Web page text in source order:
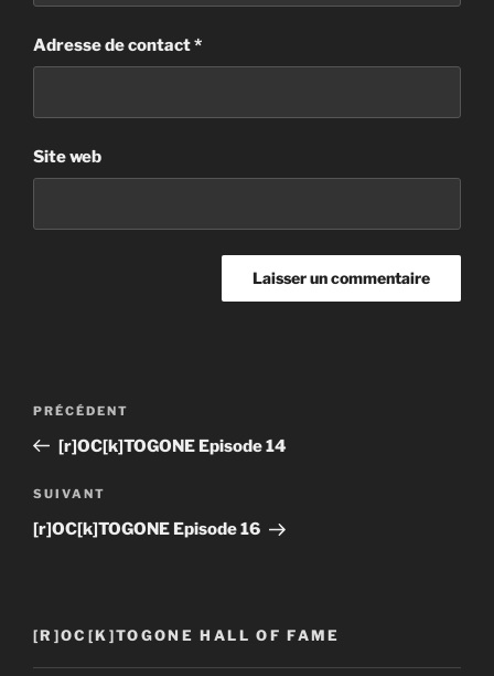
Adresse de contact*
Site web
Post
Article
précédent
PRÉCÉDENT
[r]OC[k]TOGONE Episode 14
Article
suivant
SUIVANT
[r]OC[k]TOGONE Episode 16
[R]OC[K]TOGONE HALL OF FAME